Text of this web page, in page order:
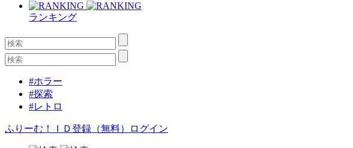
ランキング
#ホラー
#探索
#レトロ
ふりーむ！ＩＤ登録（無料） ログイン